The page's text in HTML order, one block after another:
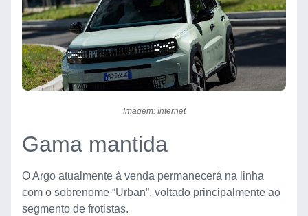
Imagem: Internet
Gama mantida
O Argo atualmente à venda permanecerá na linha
com o sobrenome “Urban”, voltado principalmente ao
segmento de frotistas.